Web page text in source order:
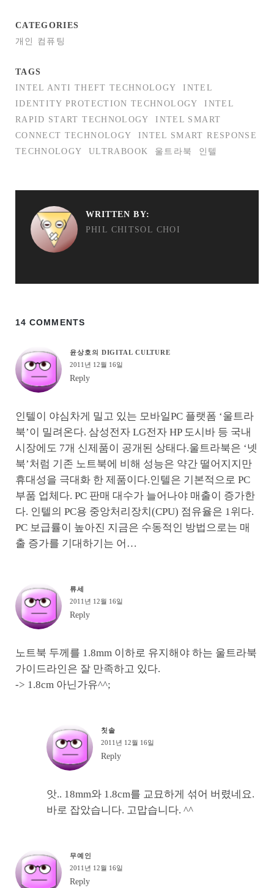
CATEGORIES
개인 컴퓨팅
TAGS
INTEL ANTI THEFT TECHNOLOGY
INTEL
IDENTITY PROTECTION TECHNOLOGY
INTEL
RAPID START TECHNOLOGY
INTEL SMART
CONNECT TECHNOLOGY
INTEL SMART RESPONSE
TECHNOLOGY
ULTRABOOK 울트라북 인텔
WRITTEN BY:
PHIL CHITSOL CHOI
14 COMMENTS
윤상호의 DIGITAL CULTURE
2011년 12월 16일
Reply
인텔이 야심차게 밀고 있는 모바일PC 플랫폼 ‘울트라
북’이 밀려온다. 삼성전자 LG전자 HP 도시바 등 국내
시장에도 7개 신제품이 공개된 상태다.울트라북은 ‘넷
북’처럼 기존 노트북에 비해 성능은 약간 떨어지지만
휴대성을 극대화 한 제품이다.인텔은 기본적으로 PC
부품 업체다. PC 판매 대수가 늘어나야 매출이 증가한
다. 인텔의 PC용 중앙처리장치(CPU) 점유율은 1위다.
PC 보급률이 높아진 지금은 수동적인 방법으로는 매
출 증가를 기대하기는 어…
류세
2011년 12월 16일
Reply
노트북 두께를 1.8mm 이하로 유지해야 하는 울트라북
가이드라인은 잘 만족하고 있다.
-> 1.8cm 아닌가유^^;
칫솔
2011년 12월 16일
Reply
앗.. 18mm와 1.8cm를 교묘하게 섞어 버렸네요.
바로 잡았습니다. 고맙습니다. ^^
무예인
2011년 12월 16일
Reply